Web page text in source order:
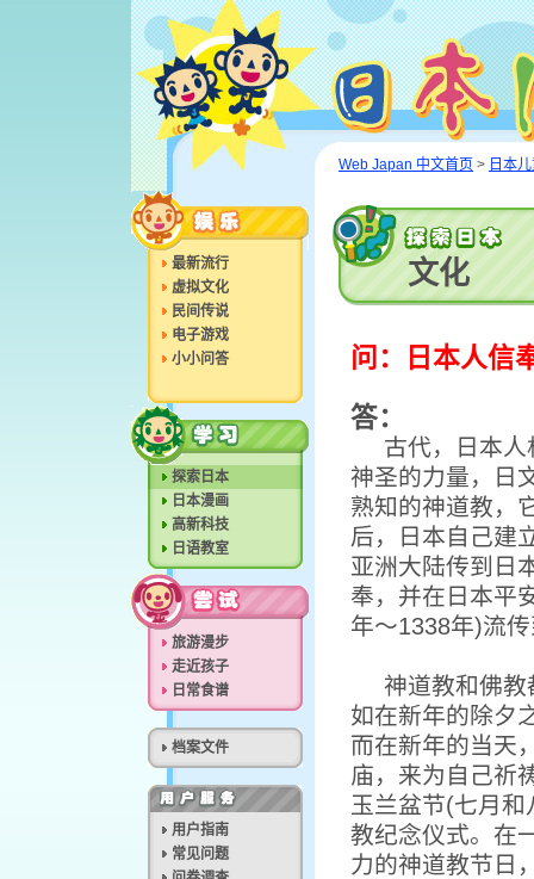
Web Japan 中文首页 > 日本
文化
问：日本人信
答：
古代，日本
神圣的力量，日
熟知的神道教，
后，日本自己建
亚洲大陆传到日
奉，并在日本平
年～1338年)流
神道教和佛
如在新年的除夕
而在新年的当天
庙，来为自己祈
玉兰盆节(七月
教纪念仪式。在
力的神道教节日
最新流行
虚拟文化
民间传说
电子游戏
小小问答
探索日本
日本漫画
高新科技
日语教室
旅游漫步
走近孩子
日常食谱
档案文件
用户指南
常见问题